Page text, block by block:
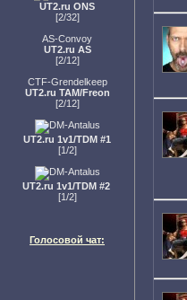
UT2.ru ONS
[2/32]
AS-Convoy
UT2.ru AS
[2/12]
CTF-Grendelkeep
UT2.ru TAM/Freon
[2/12]
UT2.ru 1v1/TDM #1
[1/2]
UT2.ru 1v1/TDM #2
[1/2]
Голосовой чат: